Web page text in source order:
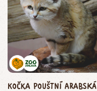
kočka pouštní arabská